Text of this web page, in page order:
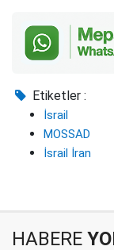
Etiketler :
İsrail
MOSSAD
İsrail İran
HABERE